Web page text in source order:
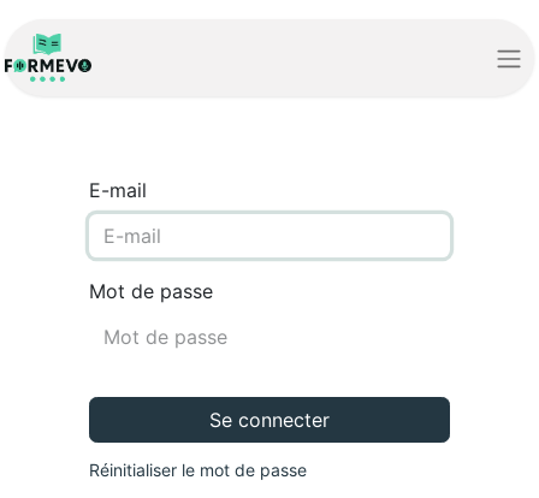
E-mail
Mot de passe
Se connecter
Réinitialiser le mot de passe